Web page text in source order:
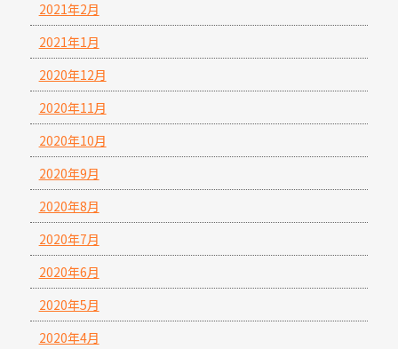
2021年2月
2021年1月
2020年12月
2020年11月
2020年10月
2020年9月
2020年8月
2020年7月
2020年6月
2020年5月
2020年4月